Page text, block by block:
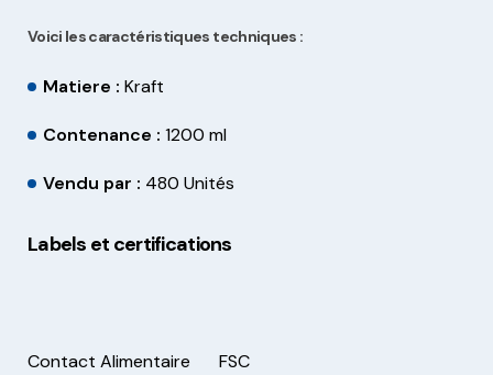
Voici les caractéristiques techniques :
Matiere : Kraft
Contenance : 1200 ml
Vendu par : 480 Unités
Labels et certifications
Contact Alimentaire FSC